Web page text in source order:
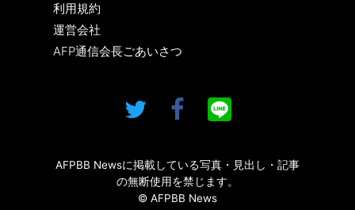
利用規約
運営会社
AFP通信会長ごあいさつ
AFPBB Newsに掲載している写真・見出し・記事
の無断使用を禁じます。
© AFPBB News